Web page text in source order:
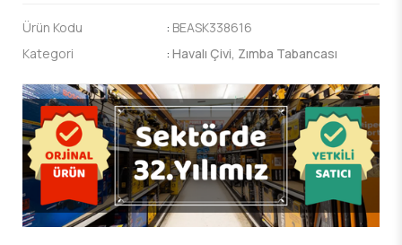
Ürün Kodu : BEASK338616
Kategori
: Havalı Çivi, Zımba Tabancası